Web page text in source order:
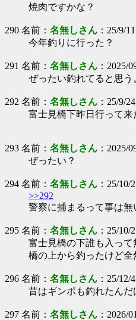
焼肉ですかな？
290 名前： 名無しさん ：25/9/
今年釣りに行った？
291 名前： 名無しさん ：2025/
ぜったい釣れてると思う
292 名前： 名無しさん ：25/9/
富士見橋下昨日行って
293 名前： 名無しさん ：2025/
ぜったい？
294 名前： 名無しさん ：25/10/
>>292
警察に捕まるって事は無
295 名前： 名無しさん ：25/10/
富士見橋の下誰も入って
橋の上から釣ったけど全
296 名前： 名無しさん ：25/
昔はギンポも釣れたんだ
297 名前： 名無しさん ：2026/